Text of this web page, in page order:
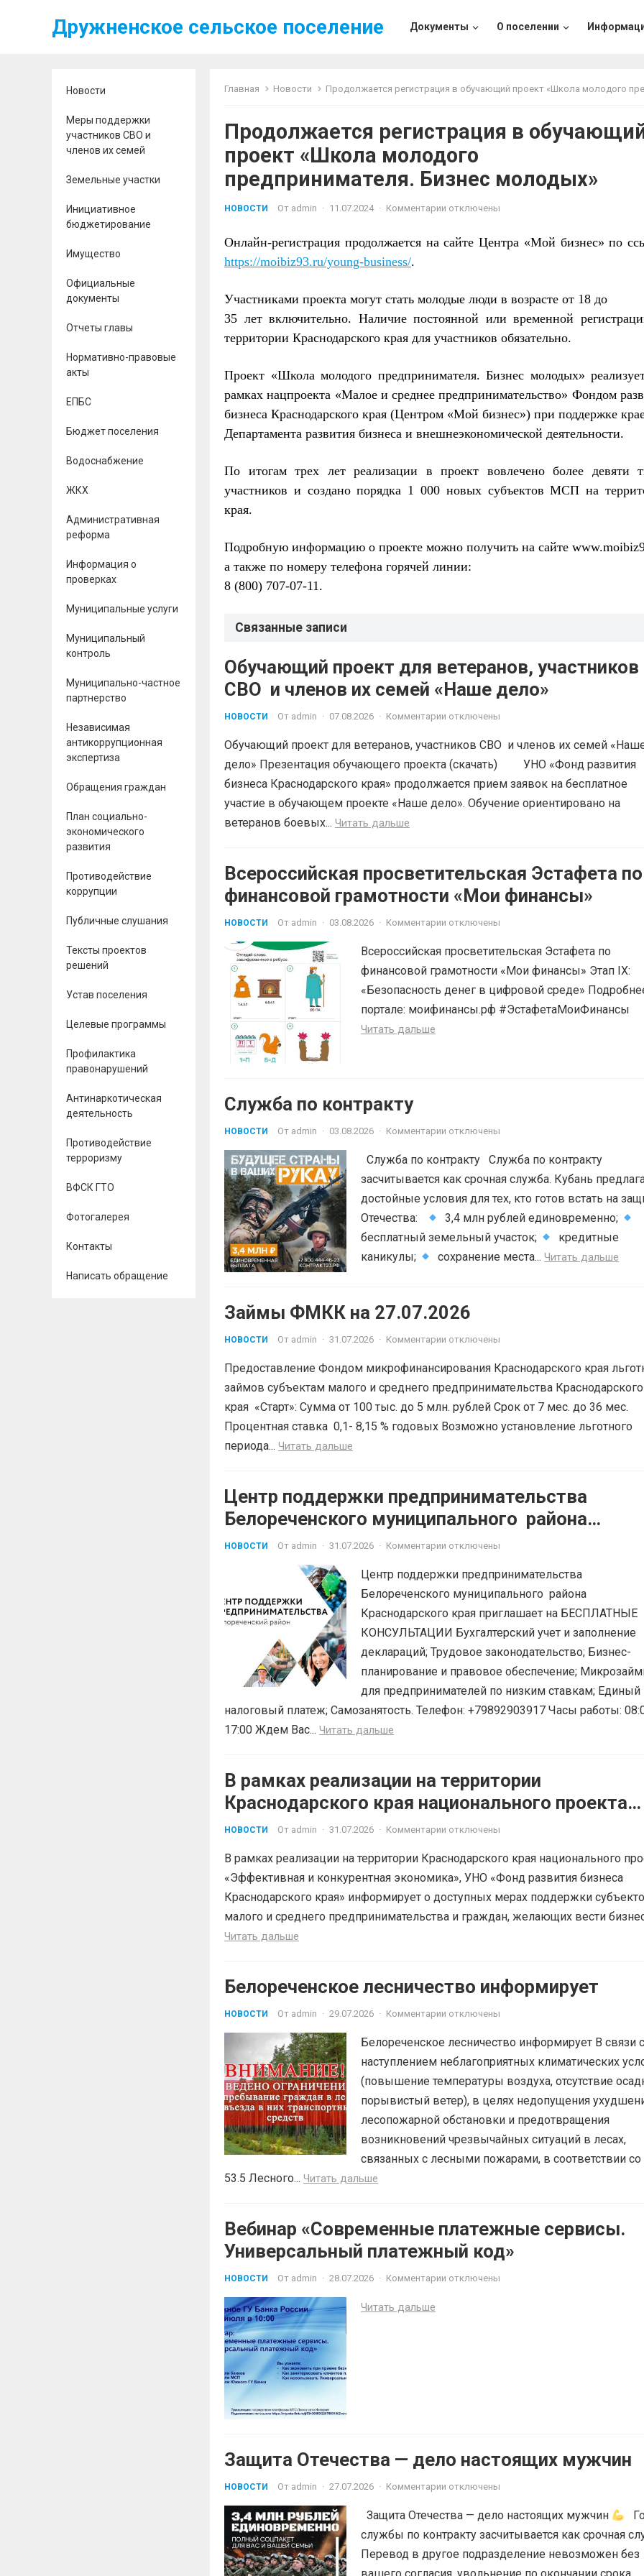
Дружненское сельское поселение Документы О поселении
Новости
Меры поддержки
участников СВО и
членов их семей
Земельные участки
Инициативное
бюджетирование
Имущество
Официальные
документы
Отчеты главы
Нормативно-правовые
акты
ЕПБС
Бюджет поселения
Водоснабжение
ЖКХ
Административная
реформа
Информация о
проверках
Муниципальные услуги
Муниципальный
контроль
Муниципально-частное
партнерство
Независимая
антикоррупционная
экспертиза
Обращения граждан
План социально-
экономического
развития
Противодействие
коррупции
Публичные слушания
Тексты проектов
решений
Устав поселения
Целевые программы
Профилактика
правонарушений
Антинаркотическая
деятельность
Противодействие
терроризму
ВФСК ГТО
Фотогалерея
Контакты
Написать обращение
Главная Новости Продолжается регистрация в обучающий проект «Школа молодого предпринимателя. Бизнес
Продолжается регистрация в
проект «Школа молодого
предпринимателя. Бизнес молодых»
НОВОСТИ От admin · 11.07.2024 · Комментарии отключены
Онлайн-регистрация продолжается на сайте Центра «Мой бизнес» по
https://moibiz93.ru/young-business/.
Участниками проекта могут стать молодые люди в возрасте от 18 до
35 лет включительно. Наличие постоянной или временной
территории Краснодарского края для участников обязательно.
Проект «Школа молодого предпринимателя. Бизнес молодых»
рамках нацпроекта «Малое и среднее предпринимательство» Фондом
бизнеса Краснодарского края (Центром «Мой бизнес») при поддержке
Департамента развития бизнеса и внешнеэкономической деятельности.
По итогам трех лет реализации в проект вовлечено более девяти
участников и создано порядка 1 000 новых субъектов МСП на
края.
Подробную информацию о проекте можно получить на сайте
а также по номеру телефона горячей линии:
8 (800) 707-07-11.
Связанные записи
Обучающий проект для ветеранов, участников
СВО и членов их семей «Наше дело»
НОВОСТИ От admin · 07.08.2026 · Комментарии отключены
Обучающий проект для ветеранов, участников СВО и членов их семей
дело» Презентация обучающего проекта (скачать) УНО «Фонд развития
бизнеса Краснодарского края» продолжается прием заявок на бесплатное
участие в обучающем проекте «Наше дело». Обучение ориентировано на
ветеранов боевых... Читать дальше
Всероссийская просветительская Эстафета по
финансовой грамотности «Мои финансы»
НОВОСТИ От admin · 03.08.2026 · Комментарии отключены
Всероссийская просветительская Эстафета по
финансовой грамотности «Мои финансы» Этап IX:
«Безопасность денег в цифровой среде»
портале: моифинансы.рф #ЭстафетаМоиФинансы
Читать дальше
Служба по контракту
НОВОСТИ От admin · 03.08.2026 · Комментарии отключены
Служба по контракту Служба по контракту
засчитывается как срочная служба. Кубань
достойные условия для тех, кто готов встать на
Отечества:
3,4 млн рублей единовременно;
бесплатный земельный участок;
кредитные
каникулы;
сохранение места...Читать дальше
Займы ФМКК на 27.07.2026
НОВОСТИ От admin · 31.07.2026 · Комментарии отключены
Предоставление Фондом микрофинансирования Краснодарского края
займов субъектам малого и среднего предпринимательства Краснодарского
края «Старт»: Сумма от 100 тыс. до 5 млн. рублей Срок от 7 мес. до 36 мес.
Процентная ставка 0,1- 8,15 % годовых Возможно установление льготного
периода... Читать дальше
Центр поддержки предпринимательства
Белореченского муниципального района
Краснодарского края приглашает на
БЕСПЛАТНЫЕ КОНСУЛЬТАЦИИ
НОВОСТИ От admin · 31.07.2026 · Комментарии отключены
Центр поддержки предпринимательства
Белореченского муниципального района
Краснодарского края приглашает на БЕСПЛАТНЫЕ
КОНСУЛЬТАЦИИ Бухгалтерский учет и заполнение
деклараций; Трудовое законодательство; Бизнес-
планирование и правовое обеспечение;
для предпринимателей по низким ставкам; Единый
налоговый платеж; Самозанятость. Телефон: +79892903917 Часы работы:
17:00 Ждем Вас... Читать дальше
В рамках реализации на территории
Краснодарского края национального проекта
«Эффективная и конкурентная экономика»
НОВОСТИ От admin · 31.07.2026 · Комментарии отключены
В рамках реализации на территории Краснодарского края национального
«Эффективная и конкурентная экономика», УНО «Фонд развития бизнеса
Краснодарского края» информирует о доступных мерах поддержки
малого и среднего предпринимательства и граждан, желающих вести
Читать дальше
Белореченское лесничество информирует
НОВОСТИ От admin · 29.07.2026 · Комментарии отключены
Белореченское лесничество информирует В связи с
наступлением неблагоприятных климатических
(повышение температуры воздуха, отсутствие
порывистый ветер), в целях недопущения
лесопожарной обстановки и предотвращения
возникновений чрезвычайных ситуаций в лесах,
связанных с лесными пожарами, в соответствии со
53.5 Лесного... Читать дальше
Вебинар «Современные платежные сервисы.
Универсальный платежный код»
НОВОСТИ От admin · 28.07.2026 · Комментарии отключены
Читать дальше
Защита Отечества — дело настоящих мужчин
НОВОСТИ От admin · 27.07.2026 · Комментарии отключены
Защита Отечества — дело настоящих мужчин
службы по контракту засчитывается как срочная
Перевод в другое подразделение невозможен без